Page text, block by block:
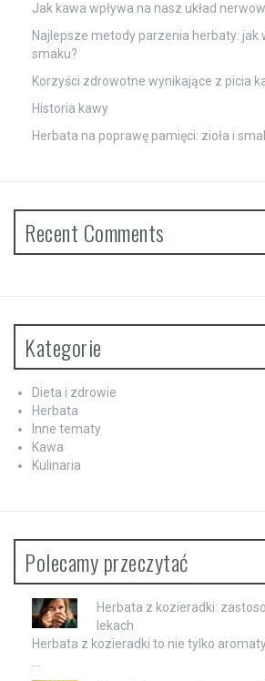
Jak kawa wpływa na nasz układ
Najlepsze metody parzenia herbaty: jak
smaku?
Korzyści zdrowotne wynikające z picia
Historia kawy
Herbata na poprawę pamięci: zioła i
Recent Comments
Kategorie
Dieta i zdrowie
Herbata
Inne tematy
Kawa
Kulinaria
Polecamy przeczytać
Herbata z kozieradki:
lekach
Herbata z kozieradki to nie tylko